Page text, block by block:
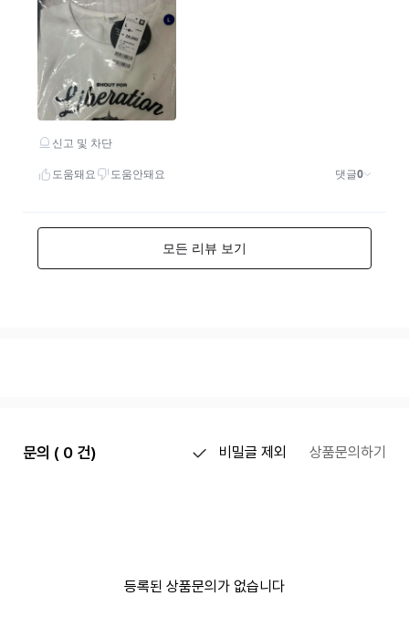
문의 ( 0 건) 비밀글 제외 상품문의하기
등록된 상품문의가 없습니다